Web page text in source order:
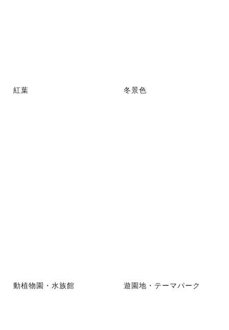
紅葉 冬景色
動植物園・水族館 遊園地・テーマパーク